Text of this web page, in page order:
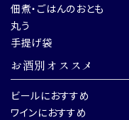
佃煮・ごはんのおとも
丸う
手提げ袋
お酒別オススメ
ビールにおすすめ
ワインにおすすめ